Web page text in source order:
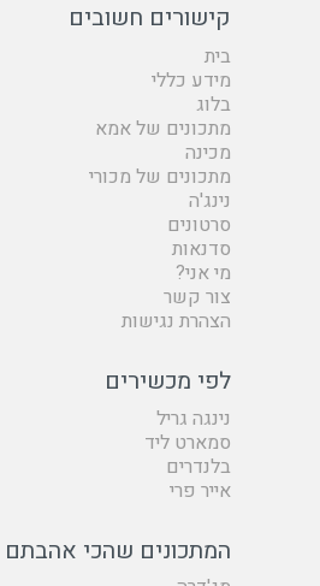
קישורים חשובים
בית
מידע כללי
בלוג
מתכונים של אמא
מכינה
מתכונים של מכורי
נינג'ה
סרטונים
סדנאות
מי אני?
צור קשר
הצהרת נגישות
לפי מכשירים
נינגה גריל
סמארט ליד
בלנדרים
אייר פרי
המתכונים שהכי אהבתם